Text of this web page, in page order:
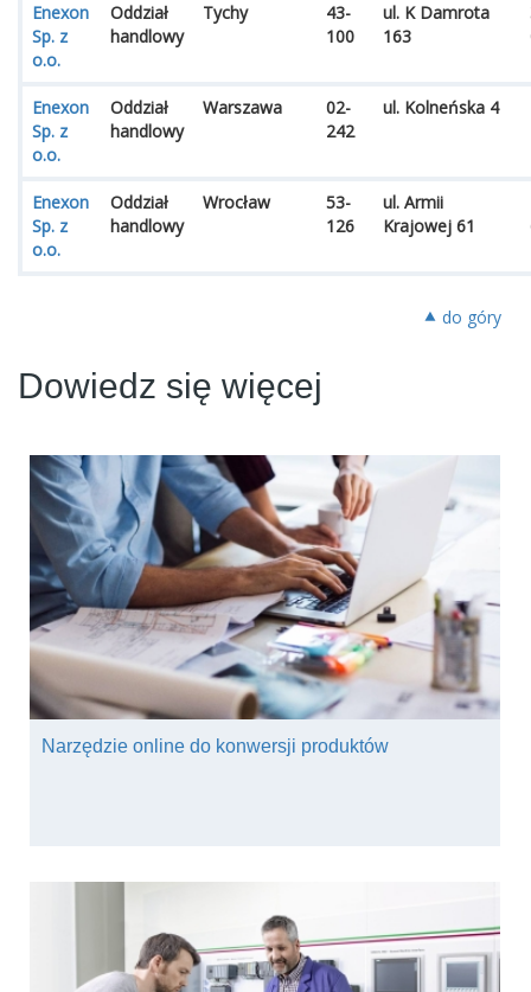
Enexon
Sp. z
o.o.
Oddział
handlowy
Tychy
43-
100
ul. K Damrota
163
Enexon
Sp. z
o.o.
Oddział
handlowy
Warszawa
02-
242
ul. Kolneńska 4
Enexon
Sp. z
o.o.
Oddział
handlowy
Wrocław
53-
126
ul. Armii
Krajowej 61
⯅ do góry
Dowiedz się więcej
Narzędzie online do konwersji produktów